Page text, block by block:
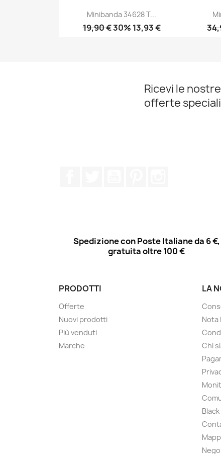
Minibanda 34628 T...
19,90 €30% 13,93 €
Ricevi le
offerte speciali
Spedizione con Poste Italiane da 6 €,
gratuita oltre 100 €
PRODOTTI
Offerte
Nuovi prodotti
Più venduti
Marche
LA
Nota
Chi